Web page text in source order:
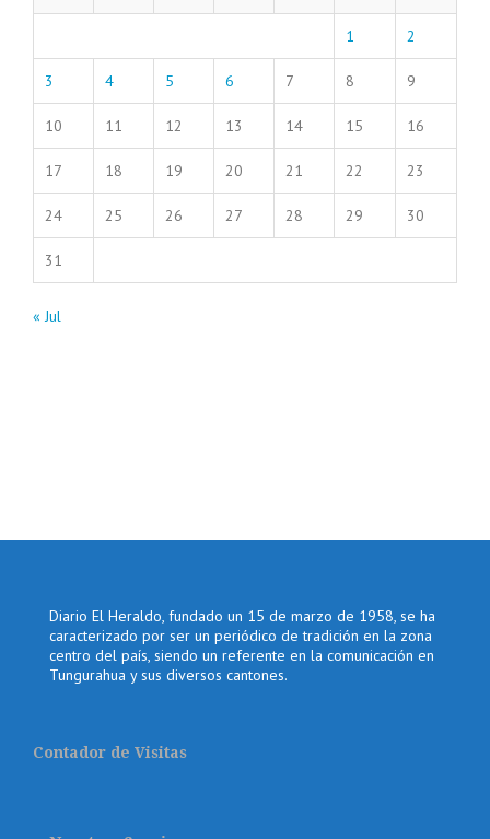
1 2
3 4 5 6 7 8 9
10 11 12 13 14 15 16
17 18 19 20 21 22 23
24 25 26 27 28 29 30
31
« Jul
Diario El Heraldo, fundado un 15 de marzo de 1958, se ha
caracterizado por ser un periódico de tradición en la zona
centro del país, siendo un referente en la comunicación en
Tungurahua y sus diversos cantones.
Contador de Visitas